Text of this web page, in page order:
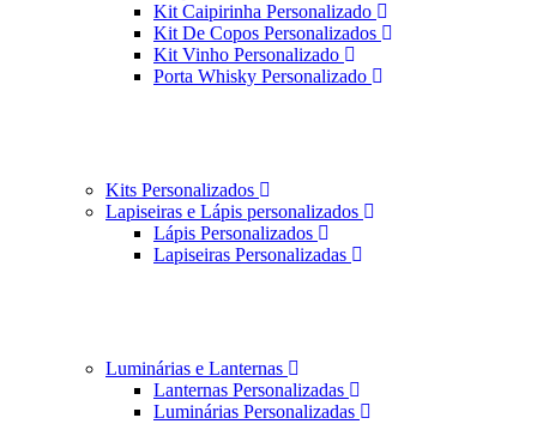
Kit Caipirinha Personalizado
Kit De Copos Personalizados
Kit Vinho Personalizado
Porta Whisky Personalizado
Kits Personalizados
Lapiseiras e Lápis personalizados
Lápis Personalizados
Lapiseiras Personalizadas
Luminárias e Lanternas
Lanternas Personalizadas
Luminárias Personalizadas